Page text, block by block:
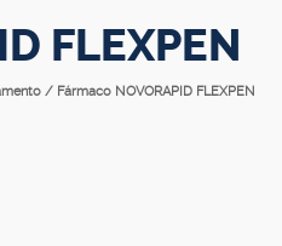
FLEXPEN
/ Fármaco NOVORAPID FLEXPEN